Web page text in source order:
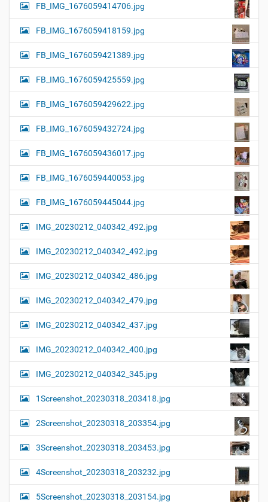
FB_IMG_1676059414706.jpg
FB_IMG_1676059418159.jpg
FB_IMG_1676059421389.jpg
FB_IMG_1676059425559.jpg
FB_IMG_1676059429622.jpg
FB_IMG_1676059432724.jpg
FB_IMG_1676059436017.jpg
FB_IMG_1676059440053.jpg
FB_IMG_1676059445044.jpg
IMG_20230212_040342_492.jpg
IMG_20230212_040342_492.jpg
IMG_20230212_040342_486.jpg
IMG_20230212_040342_479.jpg
IMG_20230212_040342_437.jpg
IMG_20230212_040342_400.jpg
IMG_20230212_040342_345.jpg
1Screenshot_20230318_203418.jpg
2Screenshot_20230318_203354.jpg
3Screenshot_20230318_203453.jpg
4Screenshot_20230318_203232.jpg
5Screenshot_20230318_203154.jpg